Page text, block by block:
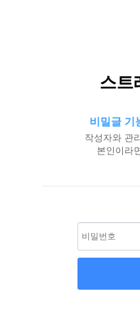
스트
비밀글 기
작성자와 관
본인이라